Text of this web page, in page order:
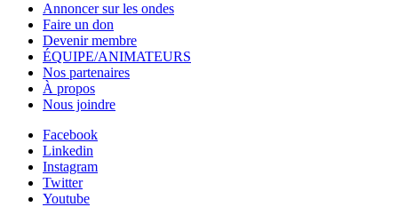
Annoncer sur les ondes
Faire un don
Devenir membre
ÉQUIPE/ANIMATEURS
Nos partenaires
À propos
Nous joindre
Facebook
Linkedin
Instagram
Twitter
Youtube